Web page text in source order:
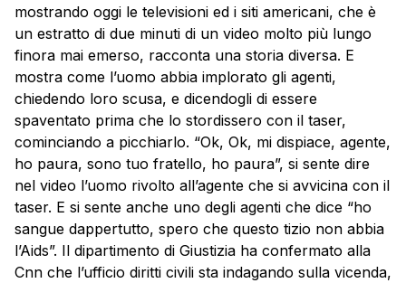
mostrando oggi le televisioni ed i siti americani, che è
un estratto di due minuti di un video molto più lungo
finora mai emerso, racconta una storia diversa. E
mostra come l’uomo abbia implorato gli agenti,
chiedendo loro scusa, e dicendogli di essere
spaventato prima che lo stordissero con il taser,
cominciando a picchiarlo. “Ok, Ok, mi dispiace, agente,
ho paura, sono tuo fratello, ho paura”, si sente dire
nel video l’uomo rivolto all’agente che si avvicina con il
taser. E si sente anche uno degli agenti che dice “ho
sangue dappertutto, spero che questo tizio non abbia
l’Aids”. Il dipartimento di Giustizia ha confermato alla
Cnn che l’ufficio diritti civili sta indagando sulla vicenda,